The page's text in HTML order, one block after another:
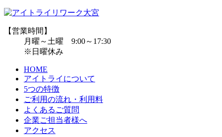
【営業時間】
月曜～土曜 9:00～17:30
※日曜休み
HOME
アイトライについて
5つの特徴
ご利用の流れ・利用料
よくあるご質問
企業ご担当者様へ
アクセス